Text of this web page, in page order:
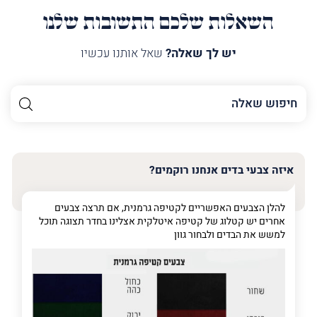
השאלות שלכם התשובות שלנו
יש לך שאלה? שאל אותנו עכשיו
השם
שלך
טלפון (חובה)
איזה צבעי בדים אנחנו רוקמים?
להלן הצבעים האפשריים לקטיפה גרמנית, אם תרצה צבעים
אחרים יש קטלוג של קטיפה איטלקית אצלינו בחדר תצוגה תוכל
למשש את הבדים ולבחור גוון